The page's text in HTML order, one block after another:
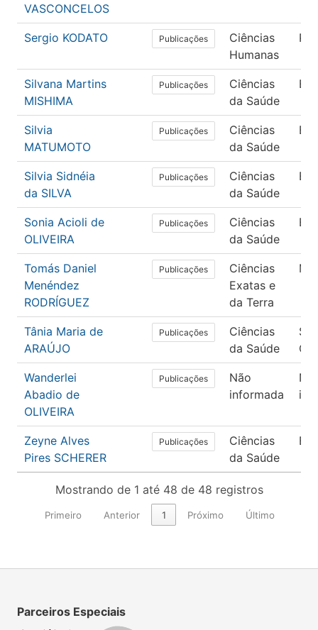
VASCONCELOS
Sergio KODATO Publicações
Ciências
Humanas
Silvana Martins
MISHIMA
Publicações
Ciências
da Saúde
Silvia
MATUMOTO
Publicações
Ciências
da Saúde
Silvia Sidnéia
da SILVA
Publicações
Ciências
da Saúde
Sonia Acioli de
OLIVEIRA
Publicações
Ciências
da Saúde
Tomás Daniel
Menéndez
RODRÍGUEZ
Publicações
Ciências
Exatas e
da Terra
Tânia Maria de
ARAÚJO
Publicações
Ciências
da Saúde
Wanderlei
Abadio de
OLIVEIRA
Publicações
Não
informada
Zeyne Alves
Pires SCHERER
Publicações
Ciências
da Saúde
Mostrando de 1 até 48 de 48 registros
Primeiro Anterior 1 Próximo Último
Parceiros Especiais